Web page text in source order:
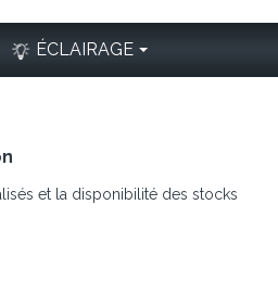
ÉCLAIRAGE
et la disponibilité des stocks